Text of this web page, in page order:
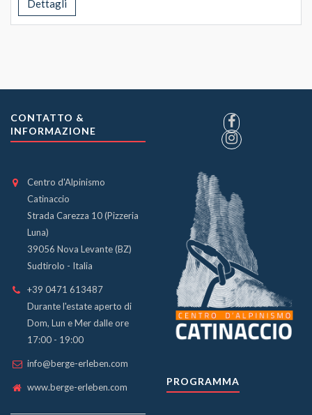
Dettagli
CONTATTO &
INFORMAZIONE
Centro d'Alpinismo
Catinaccio
Strada Carezza 10 (Pizzeria
Luna)
39056 Nova Levante (BZ)
Sudtirolo - Italia
+39 0471 613487
Durante l'estate aperto di
Dom, Lun e Mer dalle ore
17:00 - 19:00
info@berge-erleben.com
www.berge-erleben.com
PROGRAMMA